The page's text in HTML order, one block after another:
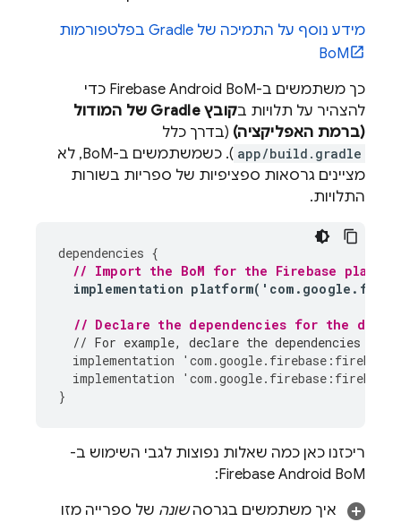
מידע נוסף על התמיכה של Gradle בפלטפורמות
BoM
כך משתמשים ב-Firebase Android BoM כדי
להצהיר על תלויות ב
קובץ Gradle של המודול
(ברמת האפליקציה) (בדרך כלל
app/build.gradle ). כשמשתמשים ב-BoM, לא
מציינים גרסאות ספציפיות של ספריות בשורות
התלויות.
dependencies {
// Import the BoM for the Firebase
implementation platform( ' com . google .
// Declare the dependencies for the
// For example, declare the dependencies for
implementation
' com .google. firebase : firebase
implementation
' com .google. firebase : firebase
}
ריכזנו כאן כמה שאלות נפוצות לגבי השימוש ב-
Firebase Android BoM
:
איך משתמשים בגרסהשונה של ספרייה מזו